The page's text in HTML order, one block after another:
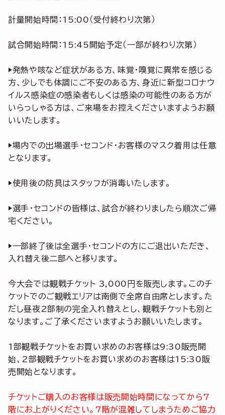
計量開始時間：15:00（受付終わり次第）
試合開始時間：15:45開始予定（一部が終わり次第）
▶発熱や咳など症状がある方、味覚・嗅覚に異常を感じる
方、少しでも体調にご不安のある方、身近に新型コロナウ
イルス感染症の感染者もしくは感染の可能性のある方が
いらっしゃる方は、ご来場をお控えくださいますようお願
いいたします。
▶場内での出場選手・セコンド・お客様のマスク着用は任意
となります。
▶使用後の防具はスタッフが消毒いたします。
▶選手・セコンドの皆様は、試合が終わりましたら順次ご帰
宅ください。
▶一部終了後は全選手・セコンドの方にご退出いただき、
入れ替え後二部へと移ります。
今大会では観戦チケット 3,000円を販売します。このチ
ケットでのご観戦エリアは南側で全席自由席とします。た
だし昼夜2部制の完全入れ替えとし、観戦チケットも別と
なります。ご了承くださいますようお願いいたします。
1部観戦チケットをお買い求めのお客様は9:30販売開
始、2部観戦チケットをお買い求めのお客様は15:30販
売開始となります。
チケットご購入のお客様は販売開始時間になってから7
階にお上がりください。7階が混雑してしまうためご協力